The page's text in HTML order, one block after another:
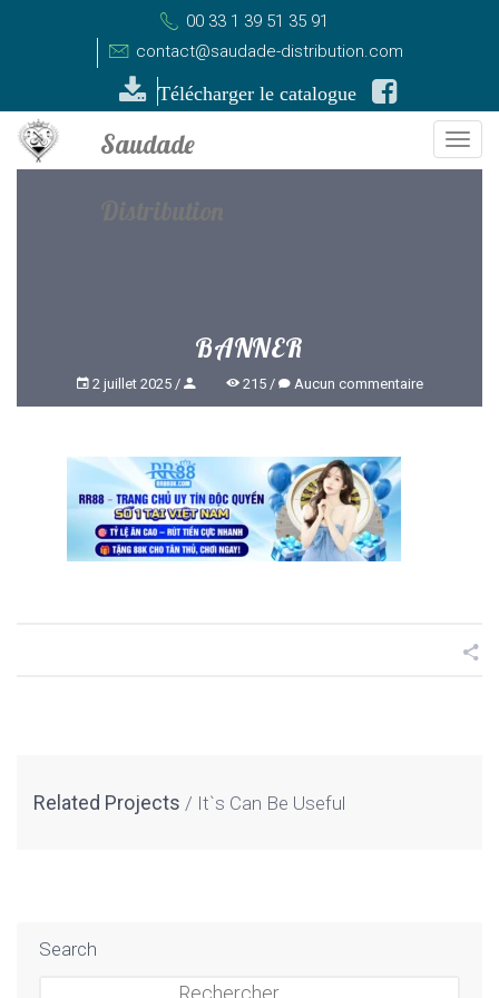
00 33 1 39 51 35 91
contact@saudade-distribution.com
Télécharger le catalogue
BANNER
2 juillet 2025 215 Aucun commentaire
Related Projects It`s Can Be Useful
Search